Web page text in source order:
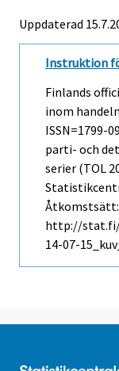
Uppdaterad
Instruktion
Finlands
inom
ISSN=1799-
parti- och
serier (TOL
Åtkomstsätt:
http://stat.fi/
14-07-